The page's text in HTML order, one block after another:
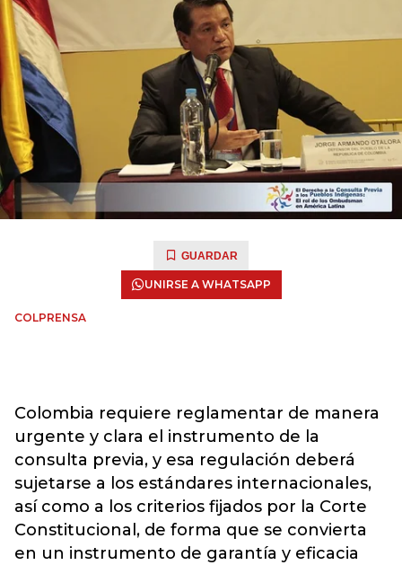
GUARDAR
UNIRSE A WHATSAPP
COLPRENSA
Colombia requiere reglamentar de manera
urgente y clara el instrumento de la
consulta previa, y esa regulación deberá
sujetarse a los estándares internacionales,
así como a los criterios fijados por la Corte
Constitucional, de forma que se convierta
en un instrumento de garantía y eficacia